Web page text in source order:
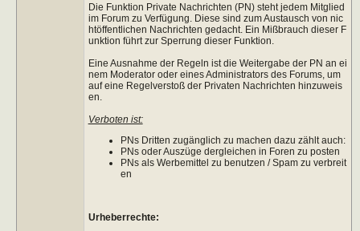
Die Funktion Private Nachrichten (PN) steht jedem Mitglied
im Forum zu Verfügung. Diese sind zum Austausch von nic
htöffentlichen Nachrichten gedacht. Ein Mißbrauch dieser F
unktion führt zur Sperrung dieser Funktion.
Eine Ausnahme der Regeln ist die Weitergabe der PN an ei
nem Moderator oder eines Administrators des Forums, um
auf eine Regelverstoß der Privaten Nachrichten hinzuweis
en.
Verboten ist:
PNs Dritten zugänglich zu machen dazu zählt auch:
PNs oder Auszüge dergleichen in Foren zu posten
PNs als Werbemittel zu benutzen / Spam zu verbreit
en
Urheberrechte: